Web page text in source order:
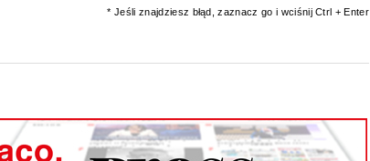
* Jeśli znajdziesz błąd, zaznacz go i wciśnij Ctrl + Enter